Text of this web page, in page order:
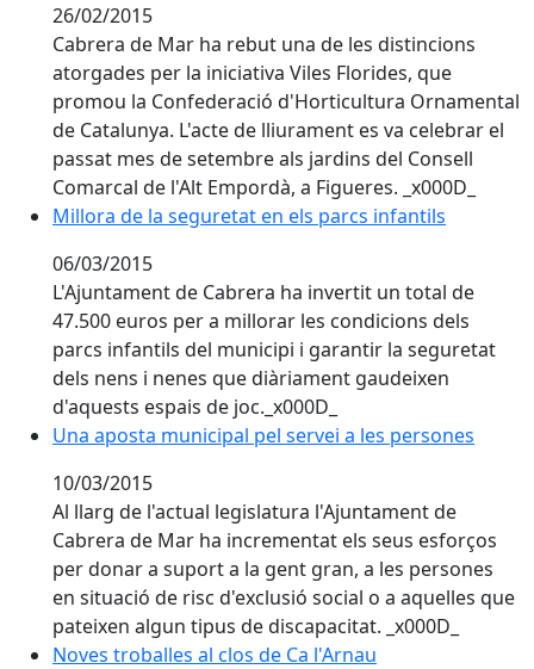
26/02/2015
Cabrera de Mar ha rebut una de les distincions
atorgades per la iniciativa Viles Florides, que
promou la Confederació d'Horticultura Ornamental
de Catalunya. L'acte de lliurament es va celebrar el
passat mes de setembre als jardins del Consell
Comarcal de l'Alt Empordà, a Figueres. _x000D_
Millora de la seguretat en els parcs infantils
Millora de la seguretat en els parcs infantils
06/03/2015
L'Ajuntament de Cabrera ha invertit un total de
47.500 euros per a millorar les condicions dels
parcs infantils del municipi i garantir la seguretat
dels nens i nenes que diàriament gaudeixen
d'aquests espais de joc._x000D_
Una aposta municipal pel servei a les persones
Una aposta municipal pel servei a les persones
10/03/2015
Al llarg de l'actual legislatura l'Ajuntament de
Cabrera de Mar ha incrementat els seus esforços
per donar a suport a la gent gran, a les persones
en situació de risc d'exclusió social o a aquelles que
pateixen algun tipus de discapacitat. _x000D_
Noves troballes al clos de Ca l'Arnau
Noves troballes al clos de Ca l'Arnau